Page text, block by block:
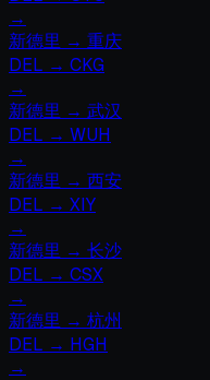
→
新德里 → 重庆
DEL → CKG
→
新德里 → 武汉
DEL → WUH
→
新德里 → 西安
DEL → XIY
→
新德里 → 长沙
DEL → CSX
→
新德里 → 杭州
DEL → HGH
→